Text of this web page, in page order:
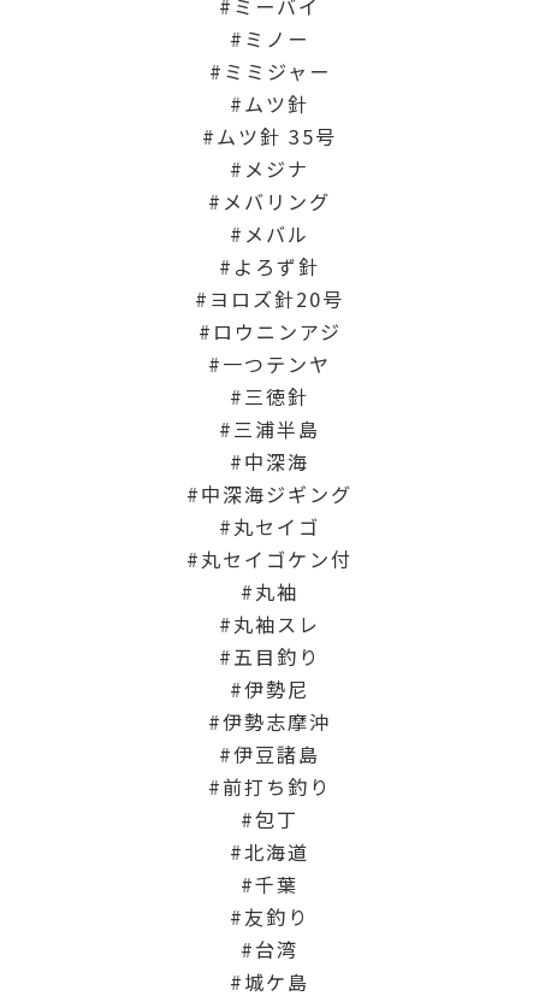
ミノー
ミミジャー
ムツ針
ムツ針 35号
メジナ
メバリング
メバル
よろず針
ヨロズ針20号
ロウニンアジ
一つテンヤ
三徳針
三浦半島
中深海
中深海ジギング
丸セイゴ
丸セイゴケン付
丸袖
丸袖スレ
五目釣り
伊勢尼
伊勢志摩沖
伊豆諸島
前打ち釣り
包丁
北海道
千葉
友釣り
台湾
城ケ島